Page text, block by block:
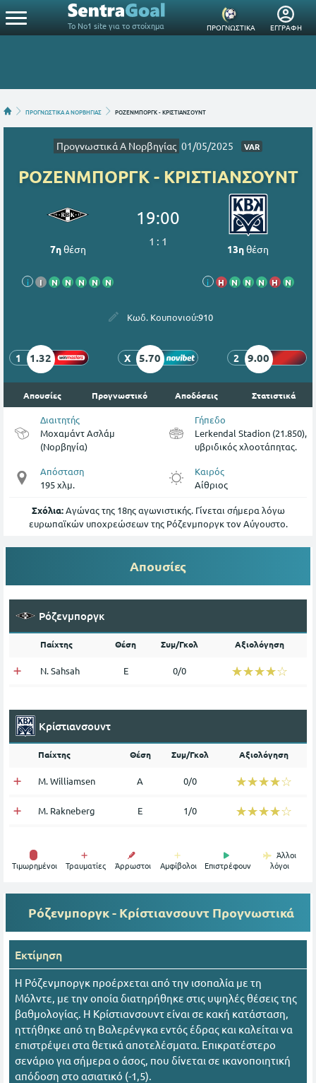
Το Νο1 site για το στοίχημα ΠΡΟΓΝΩΣΤΙΚΑ ΕΓΓΡΑΦΗ
ΠΡΟΓΝΩΣΤΙΚΑ Α ΝΟΡΒΗΓΙΑΣ ΡΟΖΕΝΜΠΟΡΓΚ - ΚΡΙΣΤΙΑΝΣΟΥΝΤ
Προγνωστικά Α Νορβηγίας 01/05/2025 VAR
ΡΟΖΕΝΜΠΟΡΓΚ - ΚΡΙΣΤΙΑΝΣΟΥΝΤ
7ηθέση
i Ι Ν Ν Ν Ν Ν
19:00
1 : 1
13ηθέση
i Η Ν Ν Ν Η Ν
Κωδ. Κουπονιού:910
1 1.32 X 5.70 2 9.00
Απουσίες Προγνωστικό Αποδόσεις Στατιστικά
Διαιτητής
Μοχαμάντ Ασλάμ
(Νορβηγία)
Γήπεδο
Lerkendal Stadion (21.850),
υβριδικός χλοοτάπητας.
Απόσταση
195 χλμ.
Καιρός
Αίθριος
Σχόλια:Αγώνας της 18ης αγωνιστικής. Γίνεται σήμερα λόγω
ευρωπαϊκών υποχρεώσεων της Ρόζενμποργκ τον Αύγουστο.
Απουσίες
Ρόζενμποργκ
Παίχτης Θέση Συμ/Γκολ Αξιολόγηση
N. Sahsah Ε 0/0 ☆☆☆☆☆
★★★★★
Κρίστιανσουντ
Παίχτης Θέση Συμ/Γκολ Αξιολόγηση
M. Williamsen Α 0/0 ☆☆☆☆☆
★★★★★
M. Rakneberg Ε 1/0 ☆☆☆☆☆
★★★★★
Tιμωρημένοι Τραυματίες Άρρωστοι Αμφίβολοι Επιστρέφουν
Άλλοι
λόγοι
Ρόζενμποργκ - Κρίστιανσουντ Προγνωστικά
Εκτίμηση
Η Ρόζενμποργκ προέρχεται από την ισοπαλία με τη
Μόλντε, με την οποία διατηρήθηκε στις υψηλές θέσεις της
βαθμολογίας. Η Κρίστιανσουντ είναι σε κακή κατάσταση,
ηττήθηκε από τη Βαλερένγκα εντός έδρας και καλείται να
επιστρέψει στα θετικά αποτελέσματα. Επικρατέστερο
σενάριο για σήμερα ο άσος, που δίνεται σε ικανοποιητική
απόδοση στο ασιατικό (-1,5).